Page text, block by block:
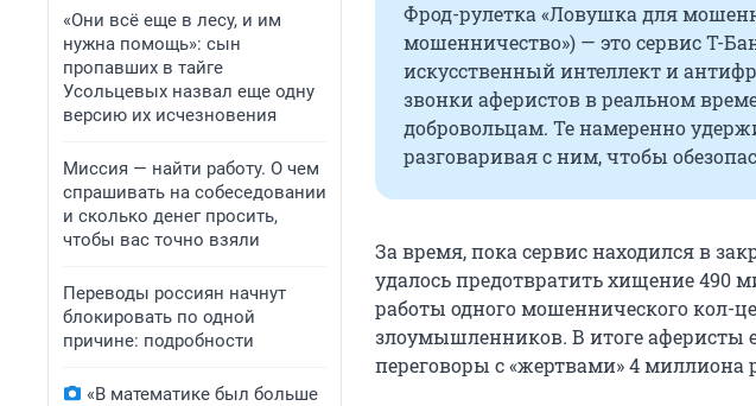
«Они всё еще в лесу, и им
нужна помощь»: сын
пропавших в тайге
Усольцевых назвал еще одну
версию их исчезновения
Миссия — найти работу. О чем
спрашивать на собеседовании
и сколько денег просить,
чтобы вас точно взяли
Переводы россиян начнут
блокировать по одной
причине: подробности
«В математике был больше
Фрод-рулетка «Ловушка для
мошенничество») — это сервис Т-
искусственный интеллект и
звонки аферистов в реальном
добровольцам. Те намеренно
разговаривая с ним, чтобы
За время, пока сервис находился в
удалось предотвратить хищение 490
работы одного мошеннического кол-
злоумышленников. В итоге аферисты
переговоры с «жертвами» 4 миллиона